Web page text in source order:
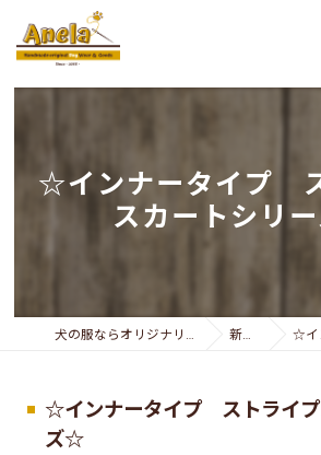
☆インナータイプ
スカートシリ
犬の服ならオリジナリティー溢れるAnela 新着情報 ☆イン
☆インナータイプ ストライプ
ズ☆